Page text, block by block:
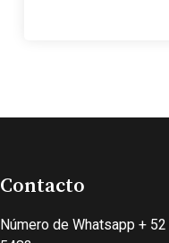
Contacto
Número de Whatsapp +